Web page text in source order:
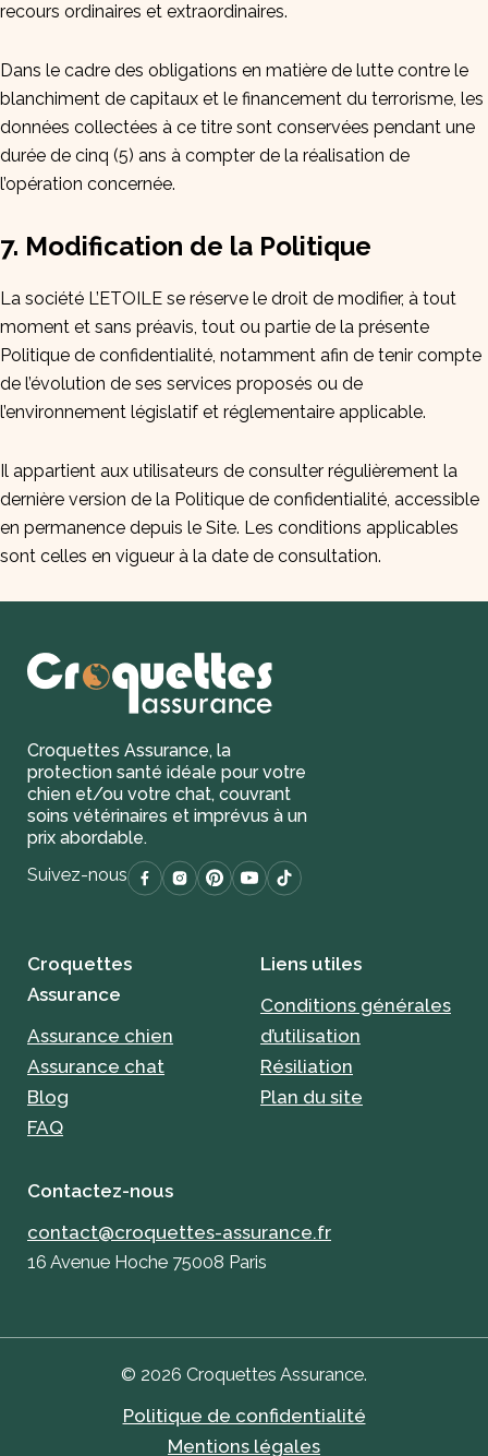
recours ordinaires et extraordinaires.
Dans le cadre des obligations en matière de lutte contre le
blanchiment de capitaux et le financement du terrorisme, les
données collectées à ce titre sont conservées pendant une
durée de cinq (5) ans à compter de la réalisation de
l’opération concernée.
7. Modification de la Politique
La société L’ETOILE se réserve le droit de modifier, à tout
moment et sans préavis, tout ou partie de la présente
Politique de confidentialité, notamment afin de tenir compte
de l’évolution de ses services proposés ou de
l’environnement législatif et réglementaire applicable.
Il appartient aux utilisateurs de consulter régulièrement la
dernière version de la Politique de confidentialité, accessible
en permanence depuis le Site. Les conditions applicables
sont celles en vigueur à la date de consultation.
Croquettes Assurance, la
protection santé idéale pour votre
chien et/ou votre chat, couvrant
soins vétérinaires et imprévus à un
prix abordable.
Suivez-nous
Croquettes
Assurance
Assurance chien
Assurance chat
Blog
FAQ
Liens utiles
Conditions générales
d’utilisation
Résiliation
Plan du site
Contactez-nous
contact@croquettes-assurance.fr
16 Avenue Hoche 75008 Paris
© 2026 Croquettes Assurance.
Politique de confidentialité
Mentions légales